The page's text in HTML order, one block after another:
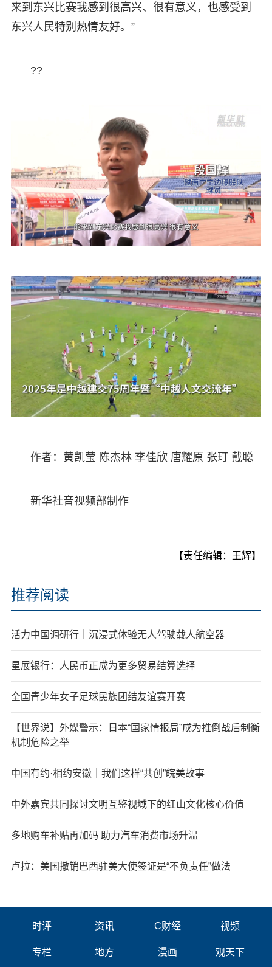
来到东兴比赛我感到很高兴、很有意义，也感受到
东兴人民特别热情友好。”
??
作者：黄凯莹 陈杰林 李佳欣 唐耀原 张玎 戴聪
新华社音视频部制作
【责任编辑：王辉】
推荐阅读
活力中国调研行｜沉浸式体验无人驾驶载人航空器
星展银行：人民币正成为更多贸易结算选择
全国青少年女子足球民族团结友谊赛开赛
【世界说】外媒警示：日本“国家情报局”成为推倒战后制衡
机制危险之举
中国有约·相约安徽｜我们这样“共创”皖美故事
中外嘉宾共同探讨文明互鉴视域下的红山文化核心价值
多地购车补贴再加码 助力汽车消费市场升温
卢拉：美国撤销巴西驻美大使签证是“不负责任”做法
时评 资讯 C财经 视频
专栏 地方 漫画 观天下